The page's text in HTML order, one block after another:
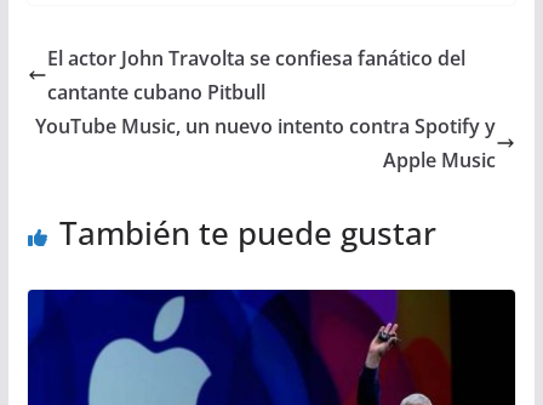
El actor John Travolta se confiesa fanático del
cantante cubano Pitbull
YouTube Music, un nuevo intento contra Spotify y
Apple Music
También te puede gustar